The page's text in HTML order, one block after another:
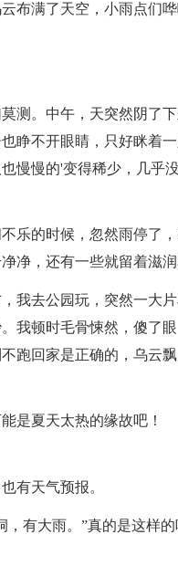
满了天空，小雨点们哗
。中午，天突然阴了下
睁不开眼睛，只好眯着
慢慢的'变得稀少，几乎
的时候，忽然雨停了，
净，还有一些就留着滋
去公园玩，突然一大片
我顿时毛骨悚然，傻了
跑回家是正确的，乌云
夏天太热的缘故吧！
天气预报。
有大雨。”真的是这样的